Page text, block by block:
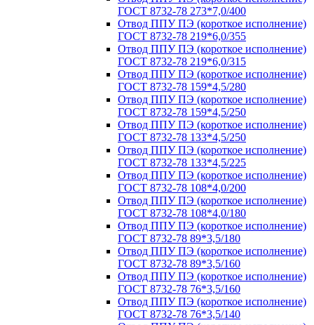
ГОСТ 8732-78 273*7,0/400
Отвод ППУ ПЭ (короткое исполнение)
ГОСТ 8732-78 219*6,0/355
Отвод ППУ ПЭ (короткое исполнение)
ГОСТ 8732-78 219*6,0/315
Отвод ППУ ПЭ (короткое исполнение)
ГОСТ 8732-78 159*4,5/280
Отвод ППУ ПЭ (короткое исполнение)
ГОСТ 8732-78 159*4,5/250
Отвод ППУ ПЭ (короткое исполнение)
ГОСТ 8732-78 133*4,5/250
Отвод ППУ ПЭ (короткое исполнение)
ГОСТ 8732-78 133*4,5/225
Отвод ППУ ПЭ (короткое исполнение)
ГОСТ 8732-78 108*4,0/200
Отвод ППУ ПЭ (короткое исполнение)
ГОСТ 8732-78 108*4,0/180
Отвод ППУ ПЭ (короткое исполнение)
ГОСТ 8732-78 89*3,5/180
Отвод ППУ ПЭ (короткое исполнение)
ГОСТ 8732-78 89*3,5/160
Отвод ППУ ПЭ (короткое исполнение)
ГОСТ 8732-78 76*3,5/160
Отвод ППУ ПЭ (короткое исполнение)
ГОСТ 8732-78 76*3,5/140